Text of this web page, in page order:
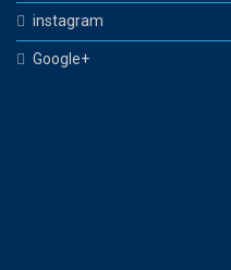
instagram
Google+